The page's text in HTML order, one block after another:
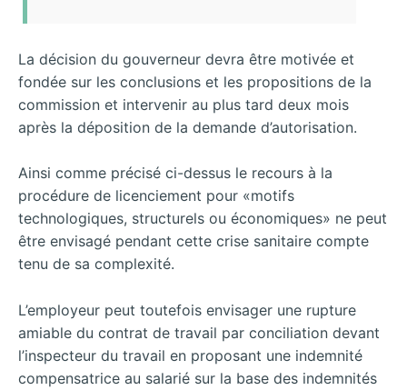
La décision du gouverneur devra être motivée et
fondée sur les conclusions et les propositions de la
commission et intervenir au plus tard deux mois
après la déposition de la demande d’autorisation.
Ainsi comme précisé ci-dessus le recours à la
procédure de licenciement pour «motifs
technologiques, structurels ou économiques» ne peut
être envisagé pendant cette crise sanitaire compte
tenu de sa complexité.
L’employeur peut toutefois envisager une rupture
amiable du contrat de travail par conciliation devant
l’inspecteur du travail en proposant une indemnité
compensatrice au salarié sur la base des indemnités